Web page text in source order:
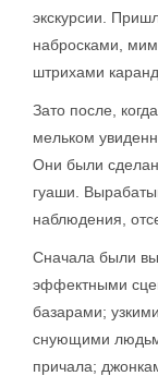
экскурсии.
набросками,
штрихами
Зато после,
мельком
Они были
гуаши.
наблюдения,
Сначала были
эффектными
базарами;
снующими
причала;